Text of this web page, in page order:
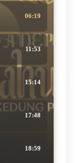
06:19
11:53
15:14
17:48
18:59